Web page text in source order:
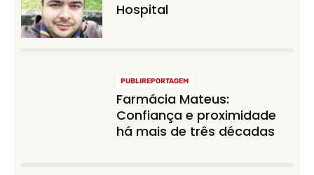
Hospital
PUBLIREPORTAGEM
Farmácia Mateus:
Confiança e proximidade
há mais de três décadas